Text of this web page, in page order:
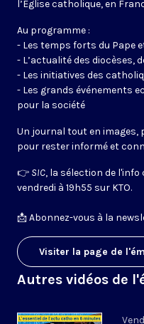
l’Église catholique, en
Au programme :
- Les temps forts du Pape
- L’actualité des diocèses,
- Les initiatives des
- Les grands événements
pour la société
Un journal tout en images,
pour rester informé et
👉 SIC, la sélection de
vendredi à 19h55 sur KTO.
📩Abonnez-vous à la
Visiter la page de
Autres vidéos de